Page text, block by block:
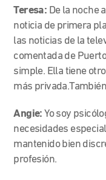
Teresa: De la noche
noticia de primera
las noticias de la
comentada de
simple. Ella tiene
más
Angie:Yo soy
necesidades
mantenido bien
profesión.